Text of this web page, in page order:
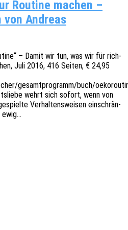
Rou­ti­ne machen –
von Andre­as
– Damit wir tun, was wir für rich­
Juli 2016, 416 Seiten, € 24,95
gesamtprogramm/buch/
wehrt sich sofort, wenn von
Verhal­tens­wei­sen einschrän­
ewig…